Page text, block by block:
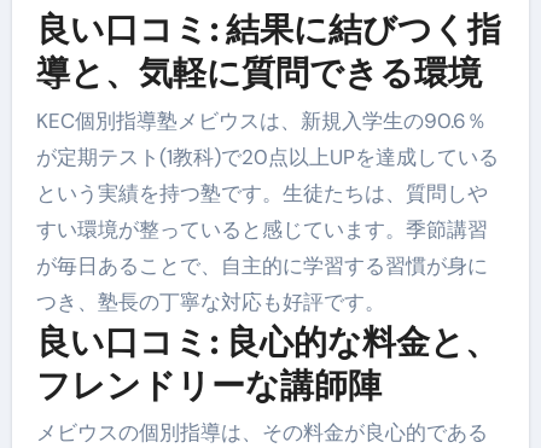
良い口コミ: 結果に結びつく指
導と、気軽に質問できる環境
KEC個別指導塾メビウスは、新規入学生の90.6％
が定期テスト(1教科)で20点以上UPを達成している
という実績を持つ塾です。生徒たちは、質問しや
すい環境が整っていると感じています。季節講習
が毎日あることで、自主的に学習する習慣が身に
つき、塾長の丁寧な対応も好評です。
良い口コミ: 良心的な料金と、
フレンドリーな講師陣
メビウスの個別指導は、その料金が良心的である